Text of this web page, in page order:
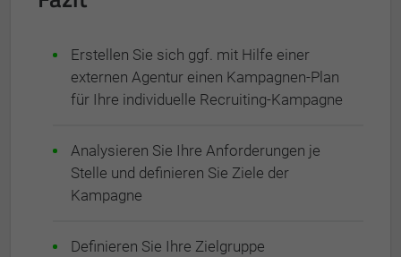
Erstellen Sie sich ggf. mit Hilfe einer
externen Agentur einen Kampagnen-Plan
für Ihre individuelle Recruiting-Kampagne
Analysieren Sie Ihre Anforderungen je
Stelle und definieren Sie Ziele der
Kampagne
Definieren Sie Ihre Zielgruppe